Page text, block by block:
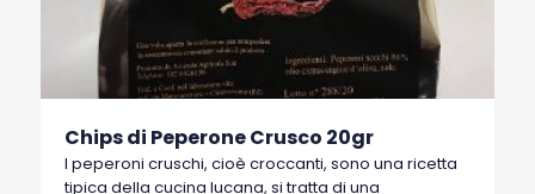
Chips di Peperone Crusco 20gr
I peperoni cruschi, cioè croccanti, sono una ricetta
tipica della cucina lucana, si tratta di una